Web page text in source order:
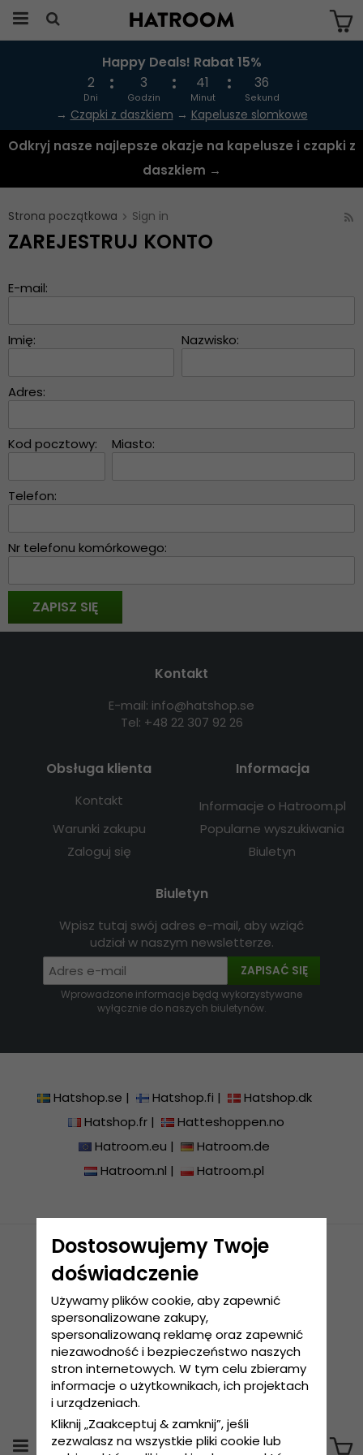
Produkten har blivit tillagd i varukorgen
Happy Deals! Rabat 15%
2
Dni
3
Godzin
41
Minut
36
Sekund
→ Czapki z daszkiem → Kapelusze slomkowe
Odkryj nasze najlepsze okazje na kapelusze i czapki z
daszkiem →
Strona początkowa Sign in
ZAREJESTRUJ KONTO
E-mail:
Imię: Nazwisko:
Adres:
Kod pocztowy: Miasto:
Telefon:
Nr telefonu komórkowego:
Kontakt
E-mail: info@hatshop.se
Tel: +48 22 307 92 26
Obsługa klienta
Kontakt
Warunki zakupu
Zaloguj się
Informacja
Informacje o Hatroom.pl
Popularne wyszukiwania
Biuletyn
Biuletyn
Wpisz tutaj swój adres e-mail, aby wziąć
udział w naszym newsletterze.
ZAPISAĆ SIĘ
Wprowadzone informacje będą wykorzystywane
wyłącznie do naszych biuletynów.
Hatshop.se | Hatshop.fi |
Hatshop.dk
Hatshop.fr|
Hatteshoppen.no
Hatroom.eu |
Hatroom.de
Hatroom.nl | Hatroom.pl
Fastest Growing Company of the Year
Dostosowujemy Twoje
doświadczenie
Używamy plików cookie, aby zapewnić
spersonalizowane zakupy,
spersonalizowaną reklamę oraz zapewnić
niezawodność i bezpieczeństwo naszych
stron internetowych. W tym celu zbieramy
informacje o użytkownikach, ich projektach
i urządzeniach.
Kliknij „Zaakceptuj & zamknij”, jeśli
zezwalasz na wszystkie pliki cookie lub